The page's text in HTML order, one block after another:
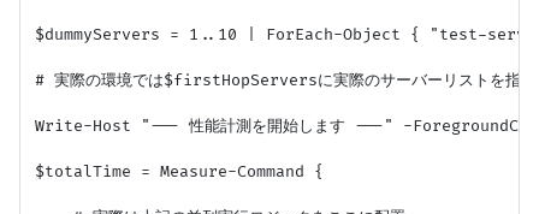
$dummyServers = 1..10 | ForEach-Object { "test-
# 実際の環境では$firstHopServersに実際のサーバーリストを指定
Write-Host "--- 性能計測を開始します ---" -
$totalTime = Measure-Command {